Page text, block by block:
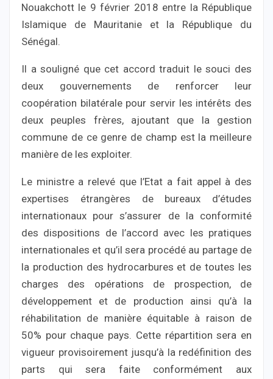
Nouakchott le 9 février 2018 entre la République
Islamique de Mauritanie et la République du
Sénégal.
Il a souligné que cet accord traduit le souci des
deux gouvernements de renforcer leur
coopération bilatérale pour servir les intérêts des
deux peuples frères, ajoutant que la gestion
commune de ce genre de champ est la meilleure
manière de les exploiter.
Le ministre a relevé que l’Etat a fait appel à des
expertises étrangères de bureaux d’études
internationaux pour s’assurer de la conformité
des dispositions de l’accord avec les pratiques
internationales et qu’il sera procédé au partage de
la production des hydrocarbures et de toutes les
charges des opérations de prospection, de
développement et de production ainsi qu’à la
réhabilitation de manière équitable à raison de
50% pour chaque pays. Cette répartition sera en
vigueur provisoirement jusqu’à la redéfinition des
parts qui sera faite conformément aux